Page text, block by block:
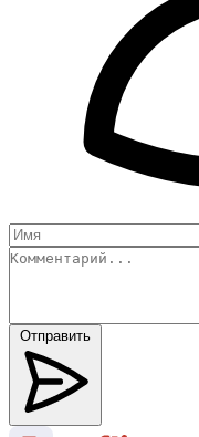
Отправить